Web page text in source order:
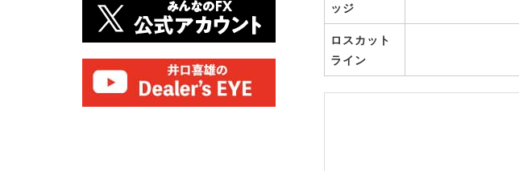
ッジ
ロスカット
ライン